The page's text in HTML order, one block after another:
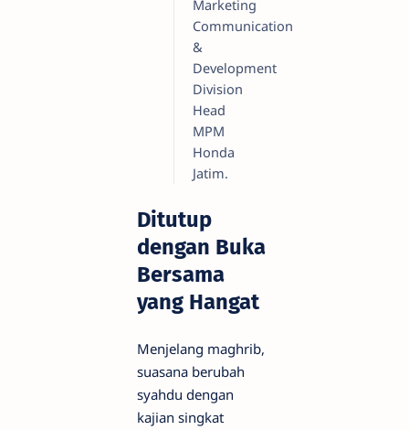
Marketing
Communication
&
Development
Division
Head
MPM
Honda
Jatim.
Ditutup
dengan Buka
Bersama
yang Hangat
​Menjelang maghrib,
suasana berubah
syahdu dengan
kajian singkat